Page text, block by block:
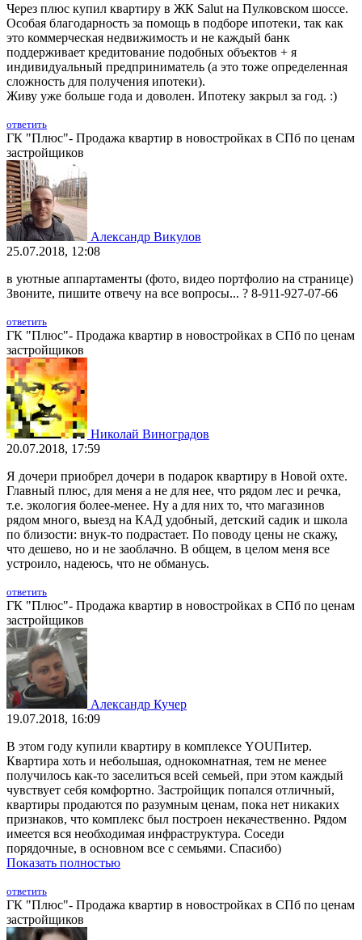
Через плюс купил квартиру в ЖК Salut на Пулковском шоссе.
Особая благодарность за помощь в подборе ипотеки, так как
это коммерческая недвижимость и не каждый банк
поддерживает кредитование подобных объектов + я
индивидуальный предприниматель (а это тоже определенная
сложность для получения ипотеки).
Живу уже больше года и доволен. Ипотеку закрыл за год. :)
ответить
ГК "Плюс"- Продажа квартир в новостройках в СПб по ценам
застройщиков
Александр Викулов
25.07.2018, 12:08
в уютные аппартаменты (фото, видео портфолио на странице)
Звоните, пишите отвечу на все вопросы... ? 8-911-927-07-66
ответить
ГК "Плюс"- Продажа квартир в новостройках в СПб по ценам
застройщиков
Николай Виноградов
20.07.2018, 17:59
Я дочери приобрел дочери в подарок квартиру в Новой охте.
Главный плюс, для меня а не для нее, что рядом лес и речка,
т.е. экология более-менее. Ну а для них то, что магазинов
рядом много, выезд на КАД удобный, детский садик и школа
по близости: внук-то подрастает. По поводу цены не скажу,
что дешево, но и не заоблачно. В общем, в целом меня все
устроило, надеюсь, что не обманусь.
ответить
ГК "Плюс"- Продажа квартир в новостройках в СПб по ценам
застройщиков
Александр Кучер
19.07.2018, 16:09
В этом году купили квартиру в комплексе YOUПитер.
Квартира хоть и небольшая, однокомнатная, тем не менее
получилось как-то заселиться всей семьей, при этом каждый
чувствует себя комфортно. Застройщик попался отличный,
квартиры продаются по разумным ценам, пока нет никаких
признаков, что комплекс был построен некачественно. Рядом
имеется вся необходимая инфраструктура. Соседи
порядочные, в основном все с семьями. Спасибо)
Показать полностью
ответить
ГК "Плюс"- Продажа квартир в новостройках в СПб по ценам
застройщиков